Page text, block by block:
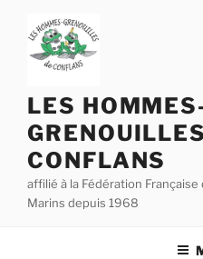
contenu
principal
LES
CONFLANS
affilié à la Fédération
Marins depuis 1968